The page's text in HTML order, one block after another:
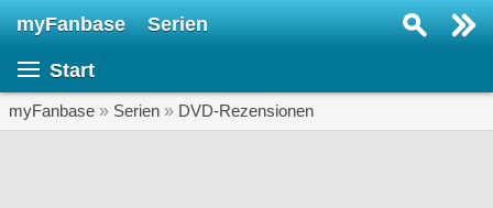
myFanbase Serien
Start
myFanbase » Serien » DVD-Rezensionen
SERIEN